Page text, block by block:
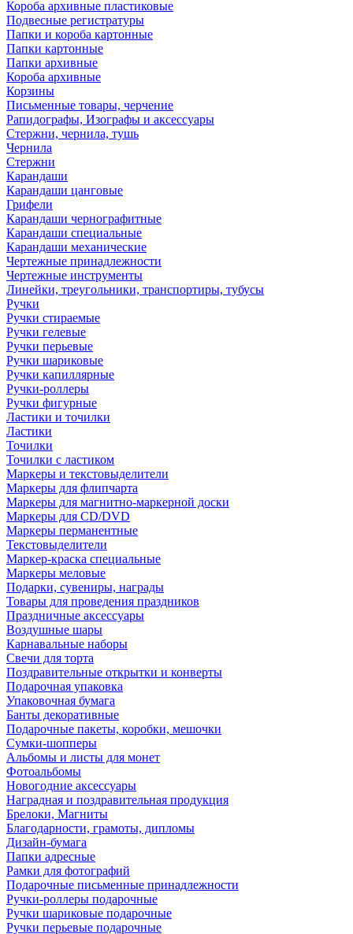
Короба архивные пластиковые
Подвесные регистратуры
Папки и короба картонные
Папки картонные
Папки архивные
Короба архивные
Корзины
Письменные товары, черчение
Рапидографы, Изографы и аксессуары
Стержни, чернила, тушь
Чернила
Стержни
Карандаши
Карандаши цанговые
Грифели
Карандаши чернографитные
Карандаши специальные
Карандаши механические
Чертежные принадлежности
Чертежные инструменты
Линейки, треугольники, транспортиры, тубусы
Ручки
Ручки стираемые
Ручки гелевые
Ручки перьевые
Ручки шариковые
Ручки капиллярные
Ручки-роллеры
Ручки фигурные
Ластики и точилки
Ластики
Точилки
Точилки с ластиком
Маркеры и текстовыделители
Маркеры для флипчарта
Маркеры для магнитно-маркерной доски
Маркеры для CD/DVD
Маркеры перманентные
Текстовыделители
Маркер-краска специальные
Маркеры меловые
Подарки, сувениры, награды
Товары для проведения праздников
Праздничные аксессуары
Воздушные шары
Карнавальные наборы
Свечи для торта
Поздравительные открытки и конверты
Подарочная упаковка
Упаковочная бумага
Банты декоративные
Подарочные пакеты, коробки, мешочки
Сумки-шопперы
Альбомы и листы для монет
Фотоальбомы
Новогодние аксессуары
Наградная и поздравительная продукция
Брелоки, Магниты
Благодарности, грамоты, дипломы
Дизайн-бумага
Папки адресные
Рамки для фотографий
Подарочные письменные принадлежности
Ручки-роллеры подарочные
Ручки шариковые подарочные
Ручки перьевые подарочные